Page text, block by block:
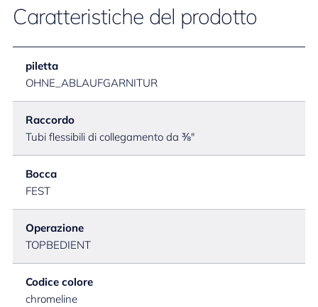
Caratteristiche del prodotto
piletta
OHNE_ABLAUFGARNITUR
Raccordo
Tubi flessibili di collegamento da ⅜"
Bocca
FEST
Operazione
TOPBEDIENT
Codice colore
chromeline